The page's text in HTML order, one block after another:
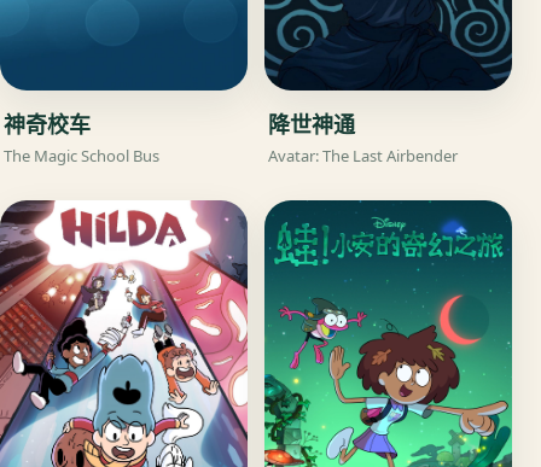
神奇校车
The Magic School Bus
降世神通
Avatar: The Last Airbender